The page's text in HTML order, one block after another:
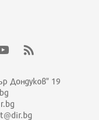
Дондуков" 19